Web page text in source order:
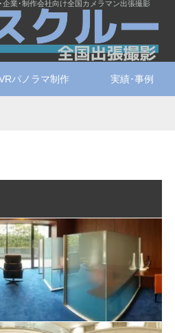
企業･制作会社向け全国カメラマン出張撮影
パノラマ制作 実績･事例